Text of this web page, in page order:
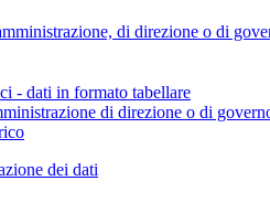
di direzione o di
- dati in formato tabellare
di direzione o di
dei dati